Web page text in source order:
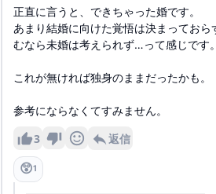
正直に言うと、できちゃった婚です。
あまり結婚に向けた覚悟は決まってお
むなら未婚は考えられず…って感じです。
これが無ければ独身のままだったかも。
参考にならなくてすみません。
3 返信
😲1